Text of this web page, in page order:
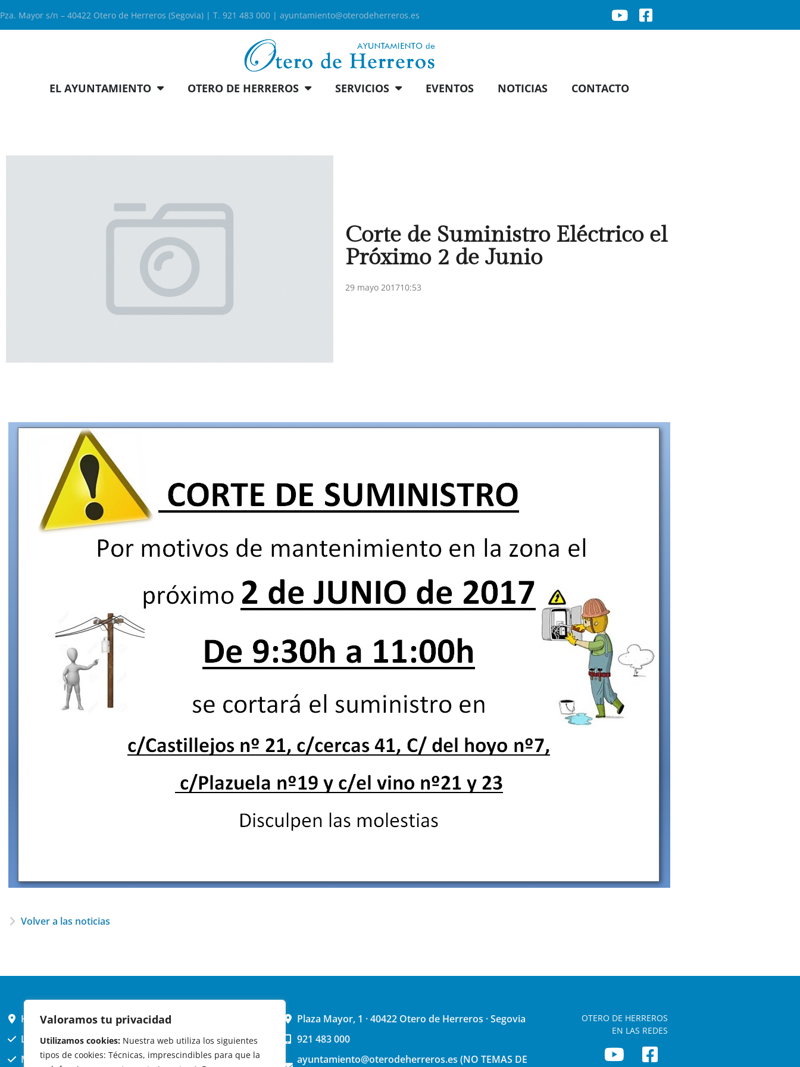
Valoramos tu privacidad
Utilizamos cookies: Nuestra web utiliza los siguientes
tipos de cookies: Técnicas, imprescindibles para que la
Pza. Mayor s/n – 40422 Otero de Herreros (Segovia) | T. 921 483 000 | ayuntamiento@oterodeherreros.es
EL AYUNTAMIENTO OTERO DE HERREROS SERVICIOS EVENTOS NOTICIAS CONTACTO
Corte de Suministro Eléctrico el
Próximo 2 de Junio
29 mayo 201710:53
Volver a las noticias
HORARIO AYUNTAMIENTO
L,X,J,V 9 a 14h
MARTES cerrado atención presencial
Plaza Mayor, 1 · 40422 Otero de Herreros · Segovia
921 483 000
ayuntamiento@oterodeherreros.es (NO TEMAS DE
OTERO DE HERREROS
EN LAS REDES